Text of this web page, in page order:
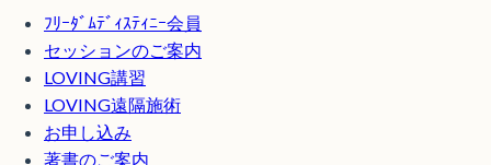
ﾌﾘｰﾀﾞﾑﾃﾞｨｽﾃｨﾆｰ会員
セッションのご案内
LOVING講習
LOVING遠隔施術
お申し込み
著書のご案内